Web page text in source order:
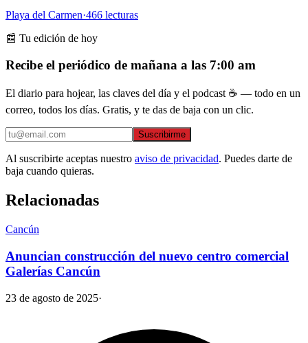
Playa del Carmen·466 lecturas
📰 Tu edición de hoy
Recibe el periódico de mañana a las 7:00 am
El diario para hojear, las claves del día y el podcast ☕ — todo en un
correo, todos los días. Gratis, y te das de baja con un clic.
Suscribirme
Al suscribirte aceptas nuestro aviso de privacidad. Puedes darte de
baja cuando quieras.
Relacionadas
Cancún
Anuncian construcción del nuevo centro comercial
Galerías Cancún
23 de agosto de 2025·